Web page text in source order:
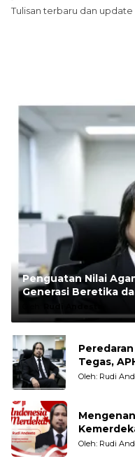
Tulisan terbaru dan update
Penguatan Nilai
Generasi Beretika
Rudi Andesta
Tegas,
Tanpa
Oleh: Rudi
Oleh: Rudi